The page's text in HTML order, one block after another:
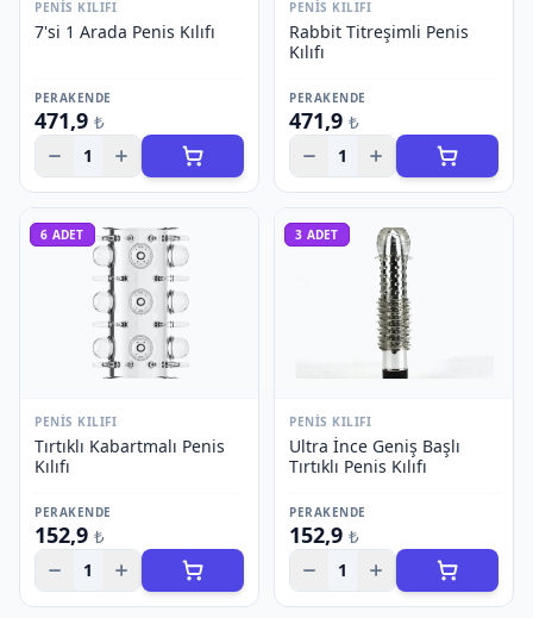
PENIS KILIFI
7'si 1 Arada Penis Kılıfı
PERAKENDE
471,9 ₺
1
PENIS KILIFI
Rabbit Titreşimli Penis
Kılıfı
PERAKENDE
471,9 ₺
1
6 ADET
PENIS KILIFI
Tırtıklı Kabartmalı Penis
Kılıfı
PERAKENDE
152,9 ₺
1
3 ADET
PENIS KILIFI
Ultra İnce Geniş Başlı
Tırtıklı Penis Kılıfı
PERAKENDE
152,9 ₺
1